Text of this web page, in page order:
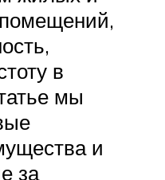
в
мы
и
за